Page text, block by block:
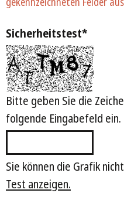
Sicherheitstest*
Bitte geben Sie die
folgende Eingabefeld ein.
Sie können die Grafik
Test anzeigen.